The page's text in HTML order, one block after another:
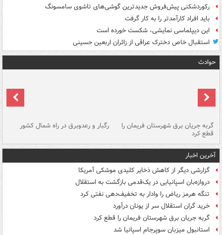
رکوردشکنی پیش‌فروش جدیدترین گوشی‌های تاشوی سامسونگ
باید افراد کارآمدتر را به کار گرفت
این دیپلماسی نمایشی، شکست خورده است
استقبال خاص دخترک عراقی از زائران اربعین حسینی
حوادث
گربه جریان برق شهرستان فریمان را
قطع کرد
رگبار و رعدوبرق در راه شمال کشور
آخرین اخبار
گزارشی دیگر از کاهش ذخایر کلیدی موشکی آمریکا
دروازه‌بان اسپانیایی در یک‌قدمی بازگشت به استقلال
تنگه هرمز ریاض را وادار به تخفیف‌دهی نفتی کرد
خرید گران استقلال سر از یونان درآورد
گربه جریان برق شهرستان فریمان را قطع کرد
استانبول میزبان سوپرجام اسپانیا شد